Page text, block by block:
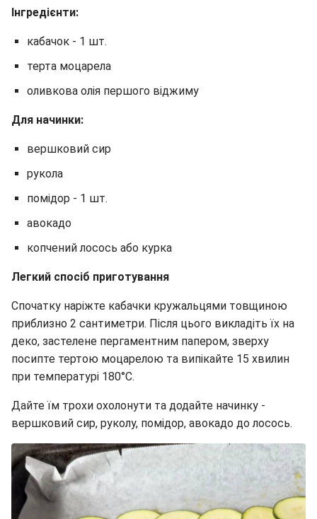
Інгредієнти:
кабачок - 1 шт.
терта моцарела
оливкова олія першого віджиму
Для начинки:
вершковий сир
рукола
помідор - 1 шт.
авокадо
копчений лосось або курка
Легкий спосіб приготування
Спочатку наріжте кабачки кружальцями товщиною
приблизно 2 сантиметри. Після цього викладіть їх на
деко, застелене пергаментним папером, зверху
посипте тертою моцарелою та випікайте 15 хвилин
при температурі 180°C.
Дайте їм трохи охолонути та додайте начинку -
вершковий сир, руколу, помідор, авокадо до лосось.